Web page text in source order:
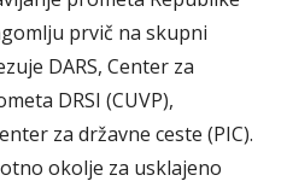
prvič na skupni
DARS, Center za
DRSI (CUVP),
za državne ceste (PIC).
okolje za usklajeno